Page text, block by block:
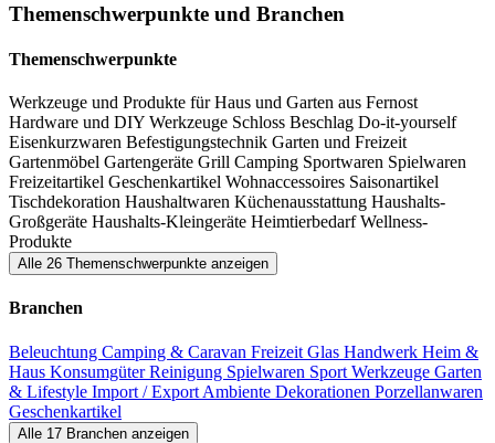
Heimtierbedarf und Wellness-Produkte zu finden. Die Asia-Pacific
Sourcing Köln präsentiert sich als als Order- und
in Asien mit der steigenden Nachfrage aus Europa und Nordamerika
in komprimierter Form zusammenführt.
Themenschwerpunkte und Branchen
Themenschwerpunkte
Werkzeuge und Produkte für Haus und Garten aus Fernost
Hardware und DIY Werkzeuge Schloss Beschlag Do-it-yourself
Eisenkurzwaren Befestigungstechnik Garten und Freizeit
Gartenmöbel Gartengeräte Grill Camping Sportwaren Spielwaren
Freizeitartikel Geschenkartikel Wohnaccessoires Saisonartikel
Tischdekoration Haushaltwaren Küchenausstattung Haushalts-
Großgeräte Haushalts-Kleingeräte HeimtierbedarfWellness-
Produkte
Alle 26 Themenschwerpunkte anzeigen
Branchen
Beleuchtung Camping & Caravan Freizeit Glas Handwerk Heim &
Haus KonsumgüterReinigung Spielwaren Sport Werkzeuge Garten
& Lifestyle Import / Export Ambiente Dekorationen Porzellanwaren
Geschenkartikel
Alle 17 Branchen anzeigen